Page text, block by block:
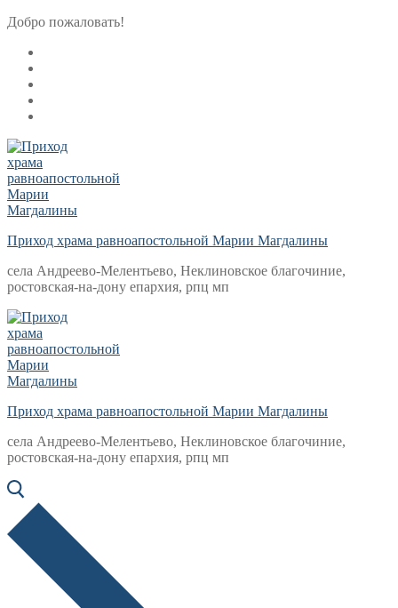
Перейти
содержимому
Меню
Закрыть
Добро пожаловать!
Приход храма равноапостольной Марии Магдалины
села Андреево-Мелентьево, Неклиновское благочиние,
ростовская-на-дону епархия, рпц мп
Приход храма равноапостольной Марии Магдалины
села Андреево-Мелентьево, Неклиновское благочиние,
ростовская-на-дону епархия, рпц мп